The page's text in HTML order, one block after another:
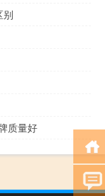
别
质量好